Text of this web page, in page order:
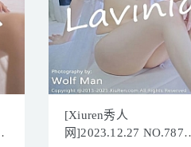
[Xiuren秀人
网]2023.12.27 NO.7870